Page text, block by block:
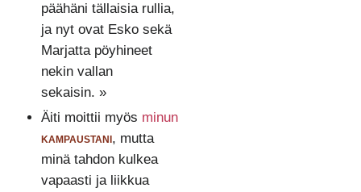
päähäni tällaisia rullia,
ja nyt ovat Esko sekä
Marjatta pöyhineet
nekin vallan
sekaisin. »
Äiti moittii myös minun
kampaustani, mutta
minä tahdon kulkea
vapaasti ja liikkua